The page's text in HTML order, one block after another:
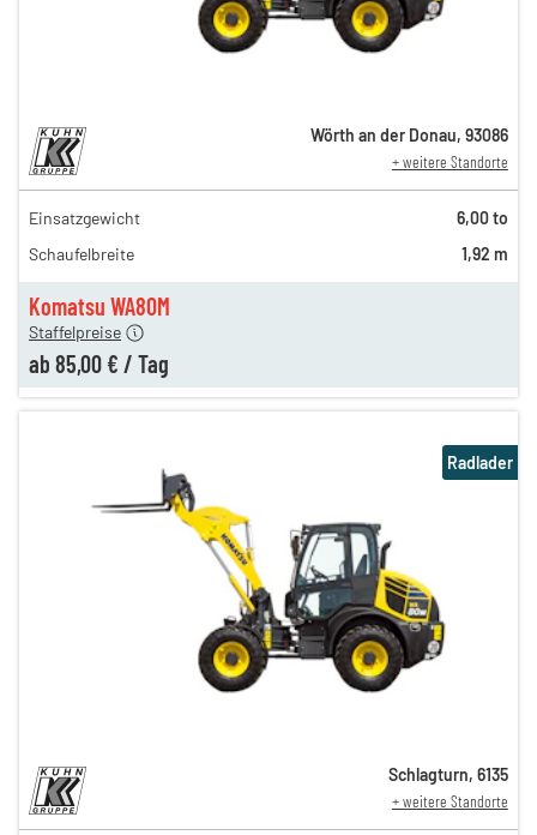
Komatsu WA80M
128,00 €
110,00 €
Staffelpreise
ab 85,00 € / Tag
Wörth an der Donau, 93086
+ weitere Standorte
Einsatzgewicht
6,00 to
Schaufelbreite
1,92 m
Radlader
Schlagturn, 6135
+ weitere Standorte